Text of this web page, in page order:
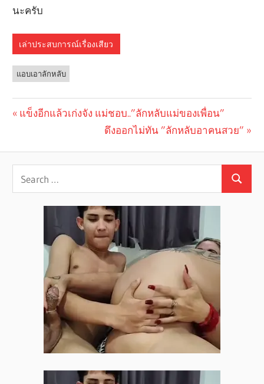
นะครับ
เล่าประสบการณ์เรื่องเสียว
แอบเอาลักหลับ
navigation
Previous
แข็งอีกแล้วเก่งจัง แม่ชอบ..”ลักหลับแม่ของเพื่อน”
Next
ดึงออกไม่ทัน ”ลักหลับอาคนสวย”